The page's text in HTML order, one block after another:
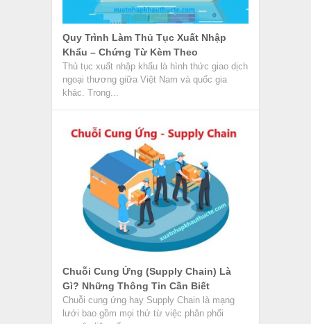
Quy Trình Làm Thủ Tục Xuất Nhập
Khẩu – Chứng Từ Kèm Theo
Thủ tục xuất nhập khẩu là hình thức giao dịch
ngoại thương giữa Việt Nam và quốc gia
khác. Trong...
Chuỗi Cung Ứng (Supply Chain) Là
Gì? Những Thông Tin Cần Biết
Chuỗi cung ứng hay Supply Chain là mạng
lưới bao gồm mọi thứ từ việc phân phối